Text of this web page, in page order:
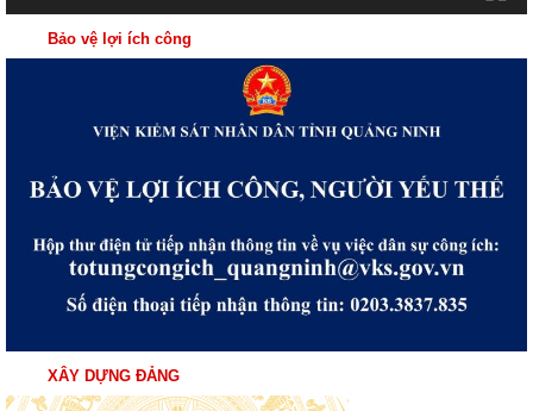
Bảo vệ lợi ích công
XÂY DỰNG ĐẢNG